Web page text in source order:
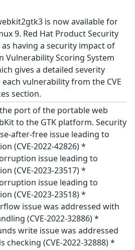
is now available for
9. Red Hat Product Security
having a security impact of
Vulnerability Scoring System
gives a detailed severity
vulnerability from the CVE
section.
port of the portable web
to the GTK platform. Security
after-free issue leading to
(CVE-2022-42826) *
issue leading to
(CVE-2023-23517) *
issue leading to
(CVE-2023-23518) *
issue was addressed with
(CVE-2022-32886) *
write issue was addressed
(CVE-2022-32888) *